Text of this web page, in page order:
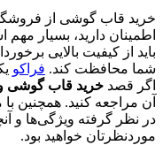
خرید قاب گوشی از
اطمینان دارید، بسیار
باید از کیفیت بالایی
شما محافظت کند. فراکو
اگر قصد خرید قاب گوشی
آن مراجعه کنید. همچنین
در نظر گرفته ویژگی‌ها و
موردنظرتان خواهید بود.